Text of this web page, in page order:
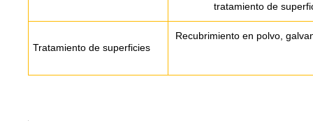
tratamiento de
Tratamiento de superficies
Recubrimiento en polvo,